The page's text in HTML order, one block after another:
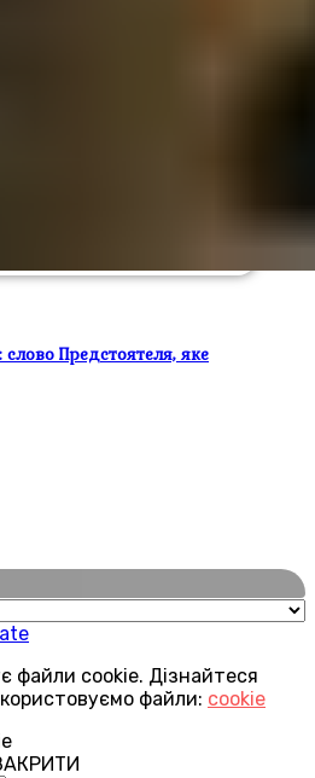
Предстоятеля, яке
файли cookie. Дізнайтеся
файли: cookie